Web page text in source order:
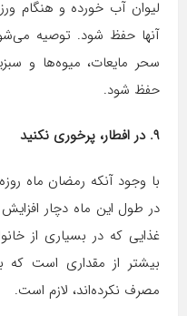
لیوان آب خورده و هنگام
آنها حفظ شود. توصیه می‌شود
سحر مایعات، میوه‌ها و
حفظ شود.
۹. در افطار، پرخوری نکنید
با وجود آنکه رمضان ماه
در طول این ماه دچار
غذایی که در بسیاری از
بیشتر از مقداری است که
مصرف نکرده‌اند، لازم است.